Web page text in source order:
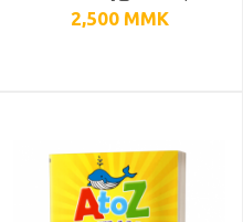
(အင်္ဂလိပ်-မြန်မာ)
2,500 MMK